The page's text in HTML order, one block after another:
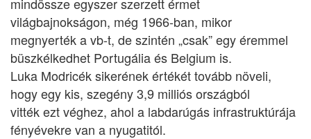
világbajnokságon, még 1966-ban, mikor
megnyerték a vb-t, de szintén „csak” egy éremmel
büszkélkedhet Portugália és Belgium is.
Luka Modricék sikerének értékét tovább növeli,
hogy egy kis, szegény 3,9 milliós országból
vitték ezt véghez, ahol a labdarúgás infrastruktúrája
fényévekre van a nyugatitól.